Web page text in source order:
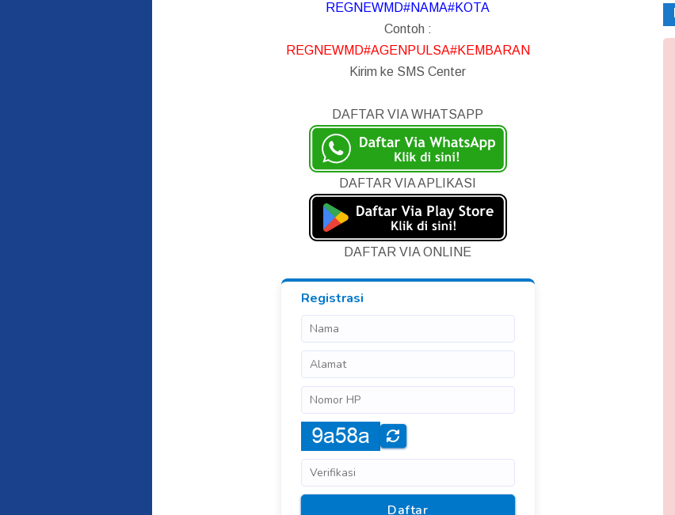
REGNEWMD#NAMA#KOTA
Contoh :
REGNEWMD#AGENPULSA#KEMBARAN
Kirim ke SMS Center
DAFTAR VIA WHATSAPP
DAFTAR VIA APLIKASI
DAFTAR VIA ONLINE